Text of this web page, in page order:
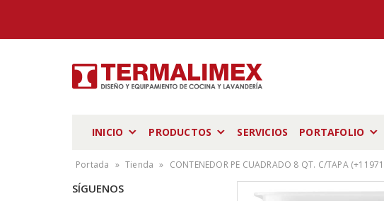
INICIO PRODUCTOS SERVICIOS PORTAFOLIO
Portada » Tienda » CONTENEDOR PE CUADRADO 8 QT. C/TAPA
SÍGUENOS